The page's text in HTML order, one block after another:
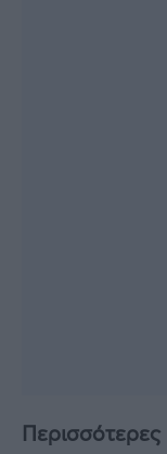
Περισσότερες